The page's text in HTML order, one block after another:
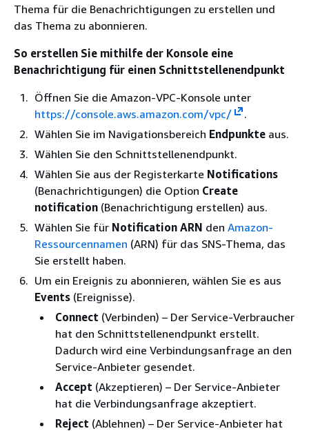
Thema für die Benachrichtigungen zu erstellen und
das Thema zu abonnieren.
So erstellen Sie mithilfe der Konsole eine
Benachrichtigung für einen Schnittstellenendpunkt
Öffnen Sie die Amazon-VPC-Konsole unter
https://console.aws.amazon.com/vpc/
.
Wählen Sie im Navigationsbereich Endpunkte aus.
Wählen Sie den Schnittstellenendpunkt.
Wählen Sie aus der Registerkarte Notifications
(Benachrichtigungen) die Option Create
notification (Benachrichtigung erstellen) aus.
Wählen Sie für Notification ARN den Amazon-
Ressourcennamen (ARN) für das SNS-Thema, das
Sie erstellt haben.
Um ein Ereignis zu abonnieren, wählen Sie es aus
Events (Ereignisse).
Connect (Verbinden) – Der Service-Verbraucher
hat den Schnittstellenendpunkt erstellt.
Dadurch wird eine Verbindungsanfrage an den
Service-Anbieter gesendet.
Accept (Akzeptieren) – Der Service-Anbieter
hat die Verbindungsanfrage akzeptiert.
Reject (Ablehnen) – Der Service-Anbieter hat